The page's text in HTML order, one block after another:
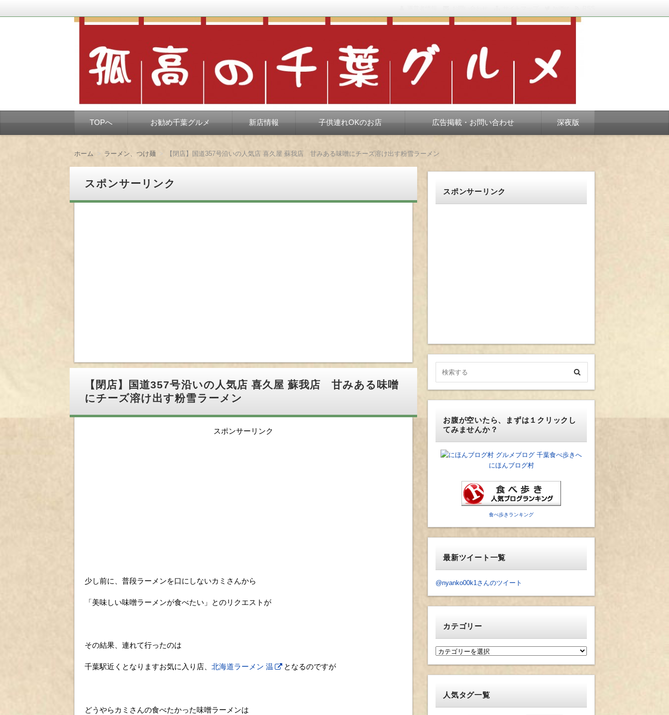
孤高の千葉グルメ
千葉市を中心とした、孤独なようで孤独でもない、ちょっと孤高な食べ歩き。だいたい当たりますが、時々派手にスベります。
TOPへ お勧め千葉グルメ 新店情報 子供連れOKのお店 広告掲載・お問い合わせ 深夜版
ホーム ラーメン、つけ麺 【閉店】国道357号沿いの人気店 喜久屋 蘇我店 甘みある味噌にチーズ溶け出す粉雪ラーメン
スポンサーリンク
【閉店】国道357号沿いの人気店 喜久屋 蘇我店 甘みある味噌
にチーズ溶け出す粉雪ラーメン
スポンサーリンク
少し前に、普段ラーメンを口にしないカミさんから
「美味しい味噌ラーメンが食べたい」とのリクエストが
その結果、連れて行ったのは
千葉駅近くとなりますお気に入り店、 北海道ラーメン 温 となるのですが
どうやらカミさんの食べたかった味噌ラーメンは
スポンサーリンク
お腹が空いたら、まずは１クリックし
てみませんか？
にほんブログ村
食べ歩きランキング
最新ツイート一覧
@nyanko00k1さんのツイート
カテゴリー
カ
人気タグ一覧